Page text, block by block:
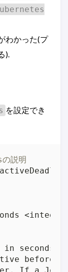
わかった(プ
).
を設定でき
説明
before